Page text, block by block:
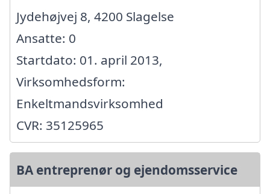
Jydehøjvej 8, 4200 Slagelse
Ansatte: 0
Startdato: 01. april 2013,
Virksomhedsform:
Enkeltmandsvirksomhed
CVR: 35125965
BA entreprenør og ejendomsservice